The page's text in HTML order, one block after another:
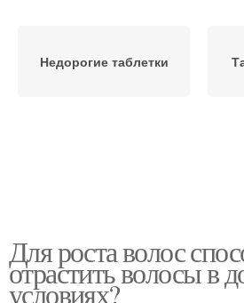
Недорогие таблетки
Для роста волос
отрастить волосы в
условиях?